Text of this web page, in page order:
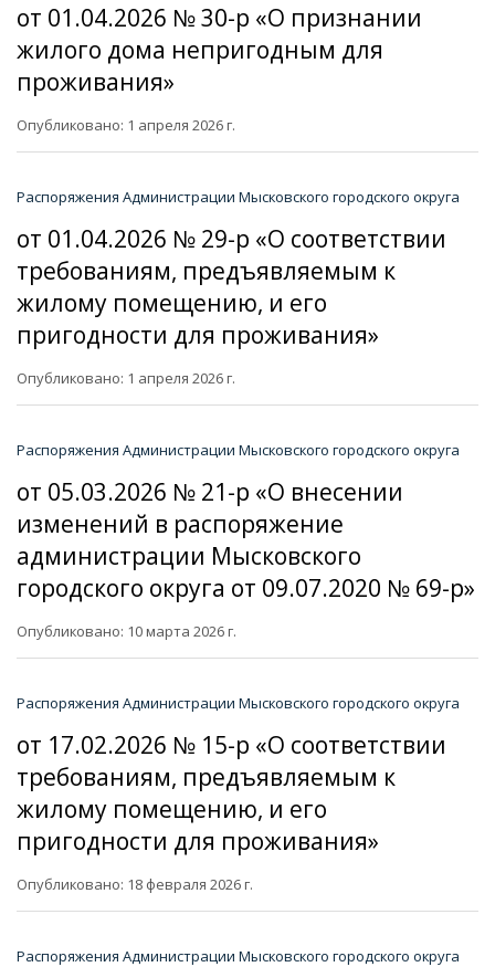
от 01.04.2026 № 30-р «О признании
жилого дома непригодным для
проживания»
Опубликовано: 1 апреля 2026 г.
Распоряжения Администрации Мысковского городского округа
от 01.04.2026 № 29-р «О соответствии
требованиям, предъявляемым к
жилому помещению, и его
пригодности для проживания»
Опубликовано: 1 апреля 2026 г.
Распоряжения Администрации Мысковского городского округа
от 05.03.2026 № 21-р «О внесении
изменений в распоряжение
администрации Мысковского
городского округа от 09.07.2020 № 69-р»
Опубликовано: 10 марта 2026 г.
Распоряжения Администрации Мысковского городского округа
от 17.02.2026 № 15-р «О соответствии
требованиям, предъявляемым к
жилому помещению, и его
пригодности для проживания»
Опубликовано: 18 февраля 2026 г.
Распоряжения Администрации Мысковского городского округа